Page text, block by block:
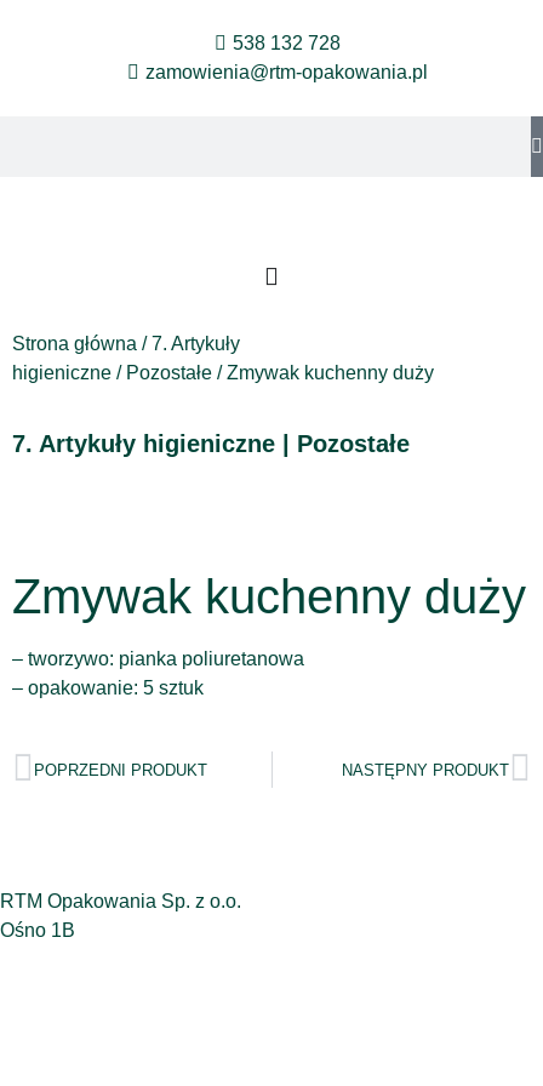
538 132 728
zamowienia@rtm-opakowania.pl
Strona główna /7. Artykuły
higieniczne / Pozostałe / Zmywak kuchenny duży
7. Artykuły higieniczne Pozostałe
Zmywak kuchenny duży
– tworzywo: pianka poliuretanowa
– opakowanie: 5 sztuk
POPRZEDNI PRODUKT NASTĘPNY PRODUKT
RTM Opakowania Sp. z o.o.
Ośno 1B